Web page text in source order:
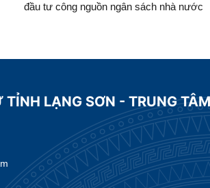
đầu tư công nguồn ngân sách nhà nước
LẠNG SƠN - TRUNG